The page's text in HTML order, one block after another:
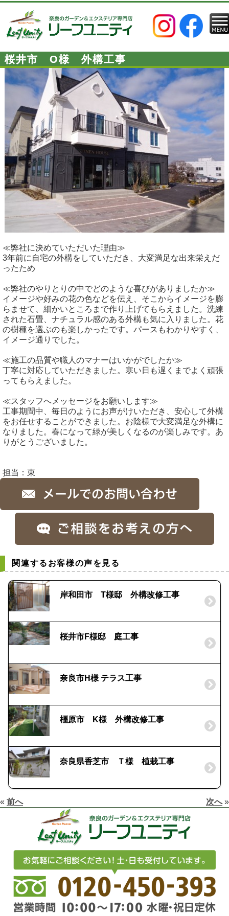
桜井市 O様 外構工事
≪弊社に決めていただいた理由≫
3年前に自宅の外構をしていただき、大変満足な出来栄えだ
ったため
≪弊社のやりとりの中でどのような喜びがありましたか≫
イメージや好みの花の色などを伝え、そこからイメージを膨
らませて、細かいところまで作り上げてもらえました。洗練
された石畳、ナチュラル感のある外構も気に入りました。花
の樹種を選ぶのも楽しかったです。パースもわかりやすく、
イメージ通りでした。
≪施工の品質や職人のマナーはいかがでしたか≫
丁寧に対応していただきました。寒い日も遅くまでよく頑張
ってもらえました。
≪スタッフへメッセージをお願いします≫
工事期間中、毎日のようにお声がけいただき、安心して外構
をお任せすることができました。お陰様で大変満足な外構に
なりました。春になって緑が美しくなるのが楽しみです。あ
りがとうございました。
担当：東
関連するお客様の声を見る
岸和田市 T様邸 外構改修工事
桜井市F様邸 庭工事
奈良市H様 テラス工事
橿原市 K様 外構改修工事
奈良県香芝市 Ｔ様 植栽工事
« 前へ 次へ»